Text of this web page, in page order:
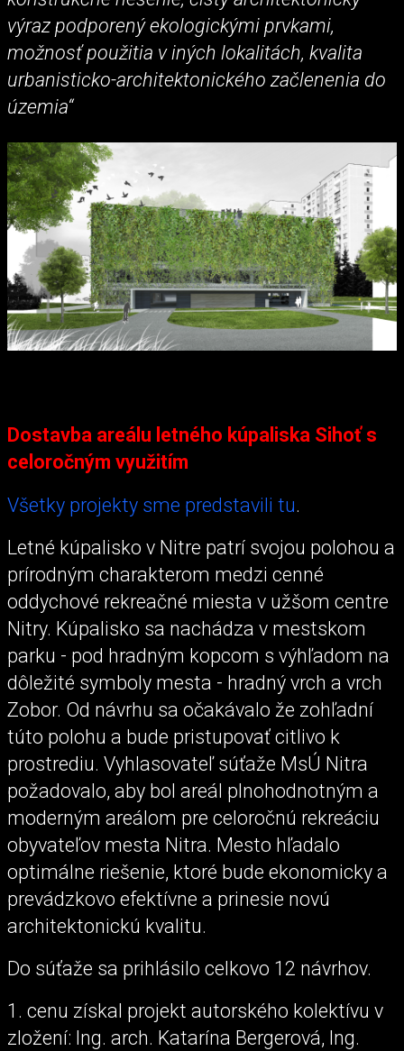
výraz podporený ekologickými prvkami,
možnosť použitia v iných lokalitách, kvalita
urbanisticko-architektonického začlenenia do
územia“
Dostavba areálu letného kúpaliska Sihoť s
celoročným využitím
Všetky projekty sme predstavili tu.
Letné kúpalisko v Nitre patrí svojou polohou a
prírodným charakterom medzi cenné
oddychové rekreačné miesta v užšom centre
Nitry. Kúpalisko sa nachádza v mestskom
parku - pod hradným kopcom s výhľadom na
dôležité symboly mesta - hradný vrch a vrch
Zobor. Od návrhu sa očakávalo že zohľadní
túto polohu a bude pristupovať citlivo k
prostrediu. Vyhlasovateľ súťaže MsÚ Nitra
požadovalo, aby bol areál plnohodnotným a
moderným areálom pre celoročnú rekreáciu
obyvateľov mesta Nitra. Mesto hľadalo
optimálne riešenie, ktoré bude ekonomicky a
prevádzkovo efektívne a prinesie novú
architektonickú kvalitu.
Do súťaže sa prihlásilo celkovo 12 návrhov.
1. cenu získal projekt autorského kolektívu v
zložení: Ing. arch. Katarína Bergerová, Ing.